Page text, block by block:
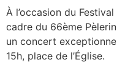
À l’occasion du
cadre du 66ème
un concert
15h, place de l’Église.